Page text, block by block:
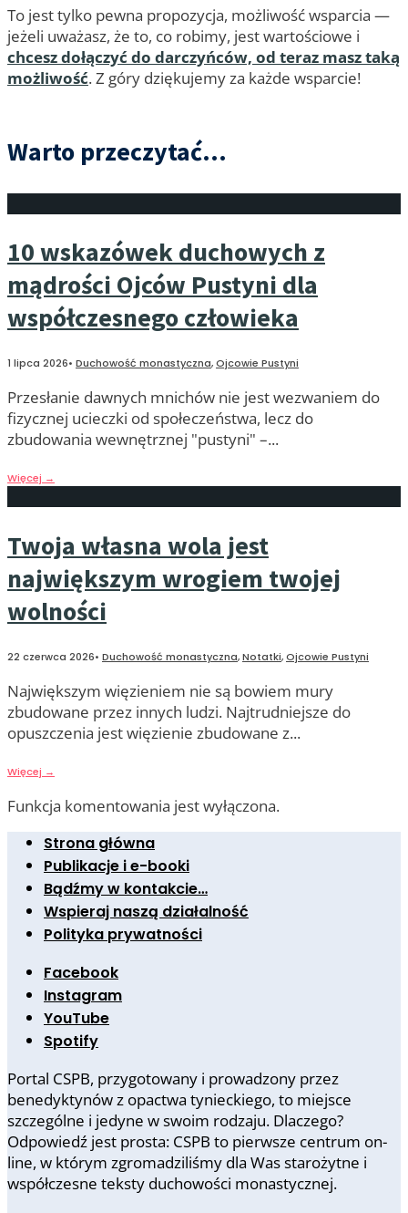
To jest tylko pewna propozycja, możliwość wsparcia —
jeżeli uważasz, że to, co robimy, jest wartościowe i
chcesz dołączyć do darczyńców, od teraz masz taką
możliwość. Z góry dziękujemy za każde wsparcie!
Warto przeczytać...
10 wskazówek duchowych z
mądrości Ojców Pustyni dla
współczesnego człowieka
1 lipca 2026• Duchowość monastyczna,Ojcowie Pustyni
Przesłanie dawnych mnichów nie jest wezwaniem do
fizycznej ucieczki od społeczeństwa, lecz do
zbudowania wewnętrznej "pustyni" –...
Więcej →
Twoja własna wola jest
największym wrogiem twojej
wolności
22 czerwca 2026• Duchowość monastyczna,Notatki,Ojcowie Pustyni
Największym więzieniem nie są bowiem mury
zbudowane przez innych ludzi. Najtrudniejsze do
opuszczenia jest więzienie zbudowane z...
Więcej →
Funkcja komentowania jest wyłączona.
Strona główna
Publikacje i e-booki
Bądźmy w kontakcie…
Wspieraj naszą działalność
Polityka prywatności
Facebook
Instagram
YouTube
Spotify
Portal CSPB, przygotowany i prowadzony przez
benedyktynów z opactwa tynieckiego, to miejsce
szczególne i jedyne w swoim rodzaju. Dlaczego?
Odpowiedź jest prosta: CSPB to pierwsze centrum on-
line, w którym zgromadziliśmy dla Was starożytne i
współczesne teksty duchowości monastycznej.